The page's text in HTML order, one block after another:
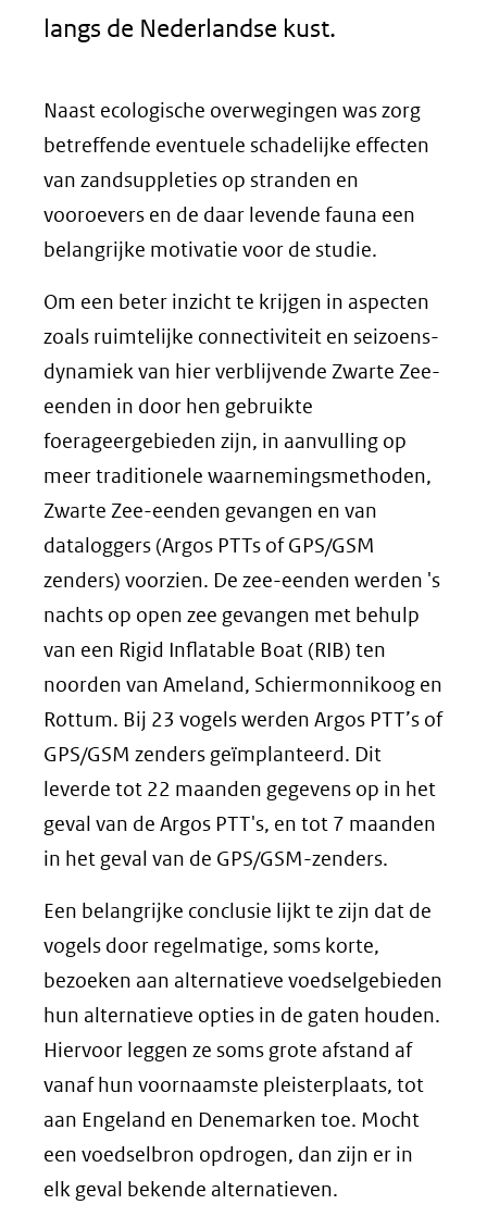
langs de Nederlandse kust.
Naast ecologische overwegingen was zorg
betreffende eventuele schadelijke effecten
van zandsuppleties op stranden en
vooroevers en de daar levende fauna een
belangrijke motivatie voor de studie.
Om een beter inzicht te krijgen in aspecten
zoals ruimtelijke connectiviteit en seizoens-
dynamiek van hier verblijvende Zwarte Zee-
eenden in door hen gebruikte
foerageergebieden zijn, in aanvulling op
meer traditionele waarnemingsmethoden,
Zwarte Zee-eenden gevangen en van
dataloggers (Argos PTTs of GPS/GSM
zenders) voorzien. De zee-eenden werden 's
nachts op open zee gevangen met behulp
van een Rigid Inflatable Boat (RIB) ten
noorden van Ameland, Schiermonnikoog en
Rottum. Bij 23 vogels werden Argos PTT’s of
GPS/GSM zenders geïmplanteerd. Dit
leverde tot 22 maanden gegevens op in het
geval van de Argos PTT's, en tot 7 maanden
in het geval van de GPS/GSM-zenders.
Een belangrijke conclusie lijkt te zijn dat de
vogels door regelmatige, soms korte,
bezoeken aan alternatieve voedselgebieden
hun alternatieve opties in de gaten houden.
Hiervoor leggen ze soms grote afstand af
vanaf hun voornaamste pleisterplaats, tot
aan Engeland en Denemarken toe. Mocht
een voedselbron opdrogen, dan zijn er in
elk geval bekende alternatieven.